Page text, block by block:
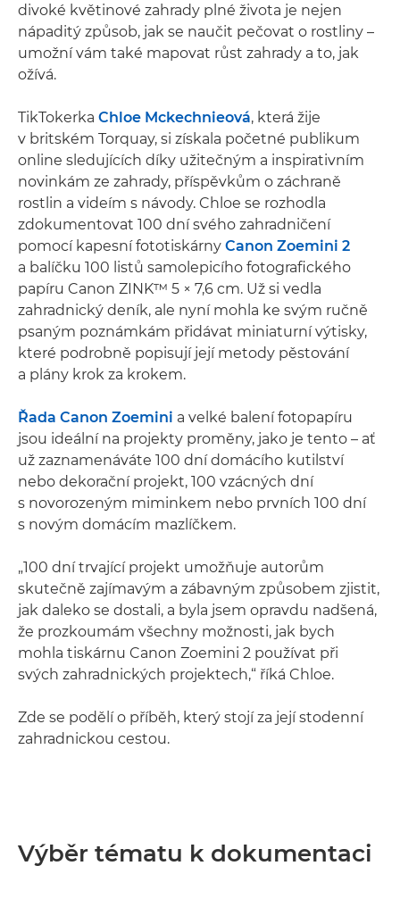
divoké květinové zahrady plné života je nejen
nápaditý způsob, jak se naučit pečovat o rostliny –
umožní vám také mapovat růst zahrady a to, jak
ožívá.
TikTokerka Chloe Mckechnieová, která žije
v britském Torquay, si získala početné publikum
online sledujících díky užitečným a inspirativním
novinkám ze zahrady, příspěvkům o záchraně
rostlin a videím s návody. Chloe se rozhodla
zdokumentovat 100 dní svého zahradničení
pomocí kapesní fototiskárny Canon Zoemini 2
a balíčku 100 listů samolepicího fotografického
papíru Canon ZINK™ 5 × 7,6 cm. Už si vedla
zahradnický deník, ale nyní mohla ke svým ručně
psaným poznámkám přidávat miniaturní výtisky,
které podrobně popisují její metody pěstování
a plány krok za krokem.
Řada Canon Zoemini a velké balení fotopapíru
jsou ideální na projekty proměny, jako je tento – ať
už zaznamenáváte 100 dní domácího kutilství
nebo dekorační projekt, 100 vzácných dní
s novorozeným miminkem nebo prvních 100 dní
s novým domácím mazlíčkem.
„100 dní trvající projekt umožňuje autorům
skutečně zajímavým a zábavným způsobem zjistit,
jak daleko se dostali, a byla jsem opravdu nadšená,
že prozkoumám všechny možnosti, jak bych
mohla tiskárnu Canon Zoemini 2 používat při
svých zahradnických projektech,“ říká Chloe.
Zde se podělí o příběh, který stojí za její stodenní
zahradnickou cestou.
Výběr tématu k dokumentaci